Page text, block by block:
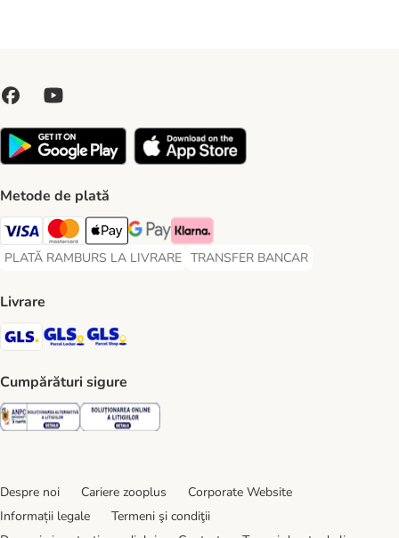
Metode de plată
Visa Payment Method
Master Card Payment Method
Apple Pay Payment Method
Google Pay Payment Method
Klarna Payment Method
PLATĂ RAMBURS LA LIVRARE
PLATĂ RAMBURS LA LIVRARE Payment Method
TRANSFER BANCAR
TRANSFER BANCAR Payment
Livrare
GLS Shipping Method
GLS Locker Shipping Method
Cumpărături sigure
Security Security
Despre noi Cariere zooplus
Corporate Website
Informații legale
Termeni şi condiţii